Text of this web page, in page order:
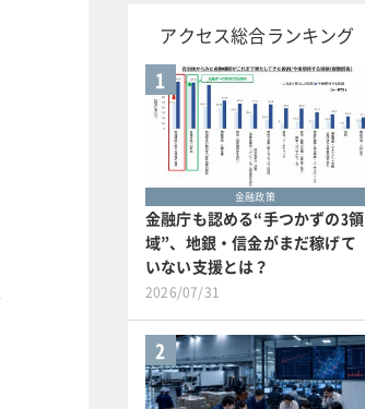
アクセス総合ランキング
1
金融政策
金融庁も認める“手つかずの3領
域”、地銀・信金がまだ稼げて
いない支援とは？
2026/07/31
2